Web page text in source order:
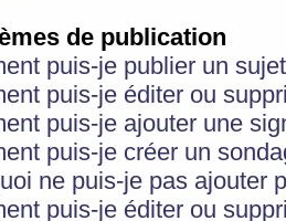
de publication
puis-je publier un
puis-je éditer ou
puis-je ajouter une
puis-je créer un
ne puis-je pas ajouter
puis-je éditer ou